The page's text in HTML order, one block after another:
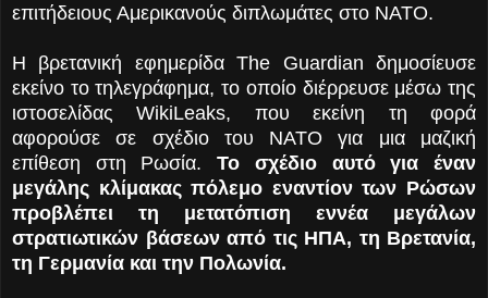
επιτήδειους Αμερικανούς διπλωμάτες στο ΝΑΤΟ.
Η βρετανική εφημερίδα The Guardian δημοσίευσε
εκείνο το τηλεγράφημα, το οποίο διέρρευσε μέσω της
ιστοσελίδας WikiLeaks, που εκείνη τη φορά
αφορούσε σε σχέδιο του ΝΑΤΟ για μια μαζική
επίθεση στη Ρωσία.Το σχέδιο αυτό για έναν
μεγάλης κλίμακας πόλεμο εναντίον των Ρώσων
προβλέπει τη μετατόπιση εννέα μεγάλων
στρατιωτικών βάσεων από τις ΗΠΑ, τη Βρετανία,
τη Γερμανία και την Πολωνία.